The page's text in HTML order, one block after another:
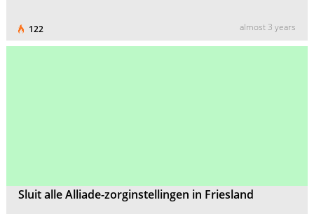
122 almost 3 years
Sluit alle Alliade-zorginstellingen in Friesland